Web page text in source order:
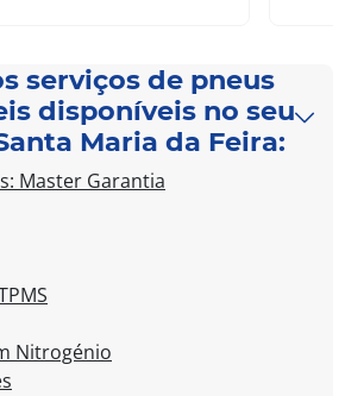
serviços de pneus
disponíveis no seu
Maria da Feira:
Master Garantia
Nitrogénio